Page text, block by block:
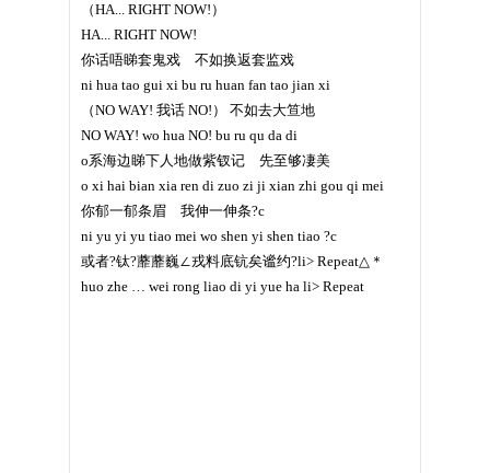
（HA... RIGHT NOW!）
HA... RIGHT NOW!
你话唔睇套鬼戏 不如换返套监戏
ni hua tao gui xi bu ru huan fan tao jian xi
（NO WAY! 我话 NO!） 不如去大笪地
NO WAY! wo hua NO! bu ru qu da di
o系海边睇下人地做紫钗记 先至够凄美
o xi hai bian xia ren di zuo zi ji xian zhi gou qi mei
你郁一郁条眉 我伸一伸条?c
ni yu yi yu tiao mei wo shen yi shen tiao ?c
或者?钛?蘼蘼巍∠戎料底钪矣谧约?li> Repeat△＊
huo zhe … wei rong liao di yi yue ha li> Repeat